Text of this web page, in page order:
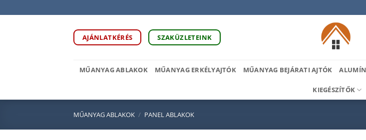
to
AJÁNLATKÉRÉS SZAKÜZLETEINK
MŰANYAG ABLAKOK MŰANYAG ERKÉLYAJTÓK MŰANYAG BEJÁRATI AJTÓK
KIEGÉSZÍTŐK
MŰANYAG ABLAKOK / PANEL ABLAKOK